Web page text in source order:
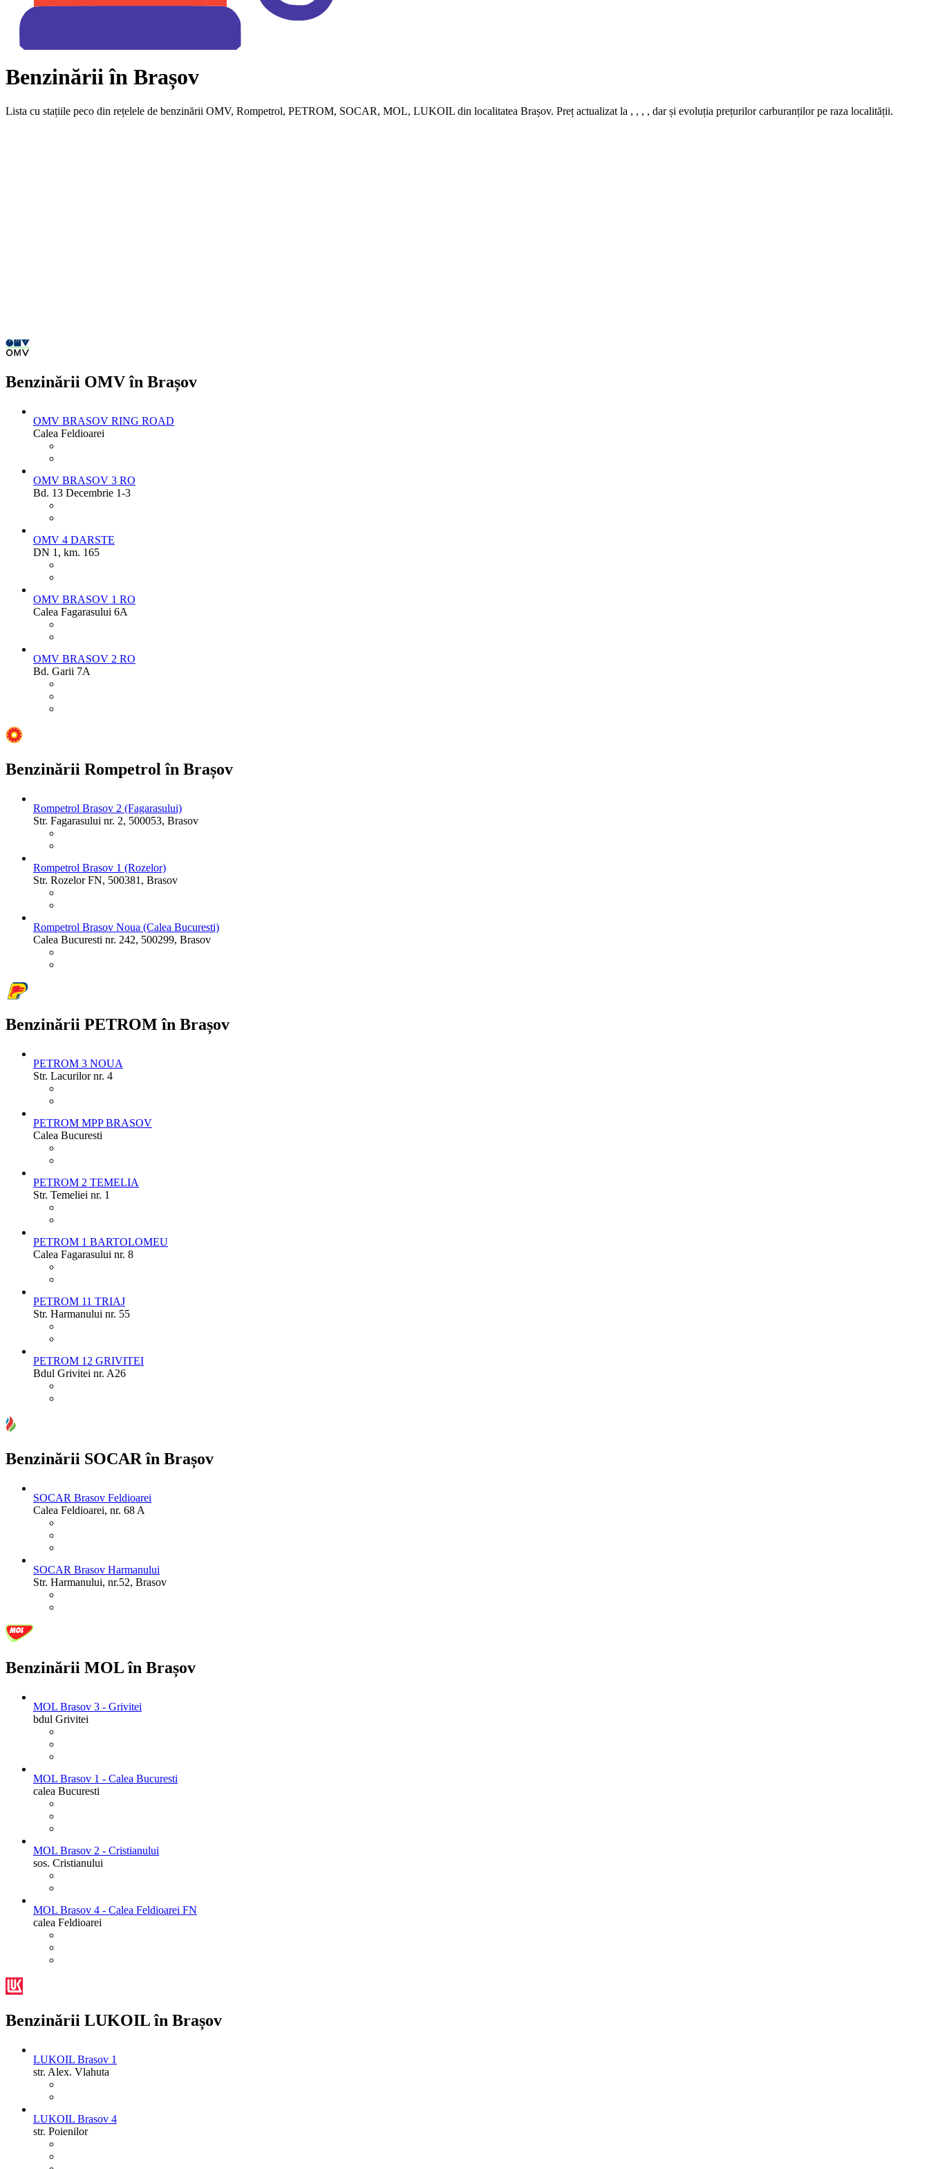
Benzinării în Brașov
Lista cu stațiile peco din rețelele de benzinării OMV, Rompetrol, PETROM, SOCAR, MOL, LUKOIL din localitatea Brașov. Preț actualizat la , , , , dar și evoluția prețurilor carburanților pe raza localității.
Benzinării OMV în Brașov
OMV BRASOV RING ROAD
Calea Feldioarei
OMV BRASOV 3 RO
Bd. 13 Decembrie 1-3
OMV 4 DARSTE
DN 1, km. 165
OMV BRASOV 1 RO
Calea Fagarasului 6A
OMV BRASOV 2 RO
Bd. Garii 7A
Benzinării Rompetrol în Brașov
Rompetrol Brasov 2 (Fagarasului)
Str. Fagarasului nr. 2, 500053, Brasov
Rompetrol Brasov 1 (Rozelor)
Str. Rozelor FN, 500381, Brasov
Rompetrol Brasov Noua (Calea Bucuresti)
Calea Bucuresti nr. 242, 500299, Brasov
Benzinării PETROM în Brașov
PETROM 3 NOUA
Str. Lacurilor nr. 4
PETROM MPP BRASOV
Calea Bucuresti
PETROM 2 TEMELIA
Str. Temeliei nr. 1
PETROM 1 BARTOLOMEU
Calea Fagarasului nr. 8
PETROM 11 TRIAJ
Str. Harmanului nr. 55
PETROM 12 GRIVITEI
Bdul Grivitei nr. A26
Benzinării SOCAR în Brașov
SOCAR Brasov Feldioarei
Calea Feldioarei, nr. 68 A
SOCAR Brasov Harmanului
Str. Harmanului, nr.52, Brasov
Benzinării MOL în Brașov
MOL Brasov 3 - Grivitei
bdul Grivitei
MOL Brasov 1 - Calea Bucuresti
calea Bucuresti
MOL Brasov 2 - Cristianului
sos. Cristianului
MOL Brasov 4 - Calea Feldioarei FN
calea Feldioarei
Benzinării LUKOIL în Brașov
LUKOIL Brasov 1
str. Alex. Vlahuta
LUKOIL Brasov 4
str. Poienilor